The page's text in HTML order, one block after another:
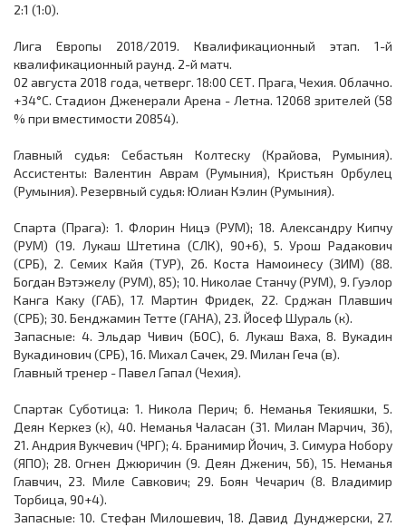
2:1 (1:0).
Лига Европы 2018/2019. Квалификационный этап. 1-й
квалификационный раунд. 2-й матч.
02 августа 2018 года, четверг. 18:00 СЕТ. Прага, Чехия. Облачно.
+34°C. Стадион Дженерали Арена - Летна. 12068 зрителей (58
% при вместимости 20854).
Главный судья: Себастьян Колтеску (Крайова, Румыния).
Ассистенты: Валентин Аврам (Румыния), Кристьян Орбулец
(Румыния). Резервный судья: Юлиан Кэлин (Румыния).
Спарта (Прага): 1. Флорин Ницэ (РУМ); 18. Александру Кипчу
(РУМ) (19. Лукаш Штетина (СЛК), 90+6), 5. Урош Радакович
(СРБ), 2. Семих Кайя (ТУР), 26. Коста Намоинесу (ЗИМ) (88.
Богдан Вэтэжелу (РУМ), 85); 10. Николае Станчу (РУМ), 9. Гуэлор
Канга Каку (ГАБ), 17. Мартин Фридек, 22. Срджан Плавшич
(СРБ); 30. Бенджамин Тетте (ГАНА), 23. Йосеф Шураль (к).
Запасные: 4. Эльдар Чивич (БОС), 6. Лукаш Ваха, 8. Вукадин
Вукадинович (СРБ), 16. Михал Сачек, 29. Милан Геча (в).
Главный тренер - Павел Гапал (Чехия).
Спартак Суботица: 1. Никола Перич; 6. Неманья Текияшки, 5.
Деян Керкез (к), 40. Неманья Чаласан (31. Милан Марчич, 36),
21. Андрия Вукчевич (ЧРГ); 4. Бранимир Йочич, 3. Симура Нобору
(ЯПО); 28. Огнен Джюричин (9. Деян Дженич, 56), 15. Неманья
Главчич, 23. Миле Савкович; 29. Боян Чечарич (8. Владимир
Торбица, 90+4).
Запасные: 10. Стефан Милошевич, 18. Давид Дунджерски, 27.